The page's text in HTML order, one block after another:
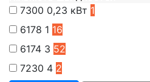
7300 0,23 кВт 1
6178 1 16
6174 3 52
7230 4 2